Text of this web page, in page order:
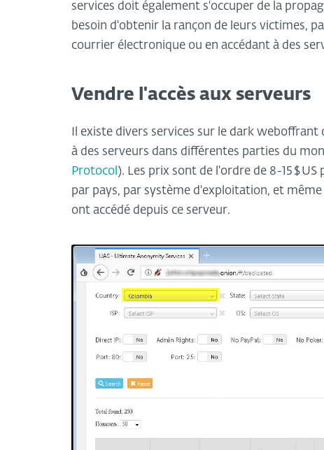
services doit également s'occuper de la
besoin d'obtenir la rançon de leurs victimes,
courrier électronique ou en accédant à des
Vendre l'accès aux serveurs
Il existe divers services sur le dark
à des serveurs dans différentes parties du
Protocol ). Les prix sont de l'ordre de 8-15 $
par pays, par système d'exploitation, et
ont accédé depuis ce serveur.